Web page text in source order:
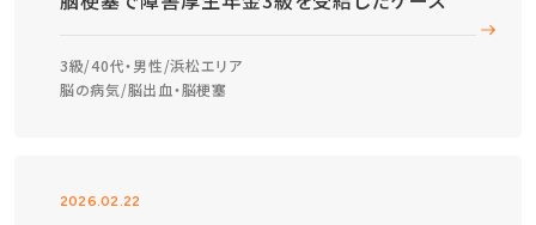
3級 40代・男性 浜松エリア
脳の病気 脳出血・脳梗塞
2026.02.22